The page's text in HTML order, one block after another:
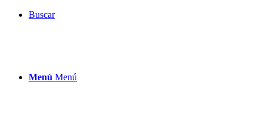
Buscar
Menú Menú